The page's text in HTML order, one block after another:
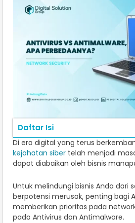
Daftar Isi
Di era digital yang terus
kejahatan siber telah menjadi
dapat diabaikan oleh bisnis
Untuk melindungi bisnis Anda dari
berpotensi merusak, penting bagi
memberikan prioritas pada
pada Antivirus dan Antimalware.